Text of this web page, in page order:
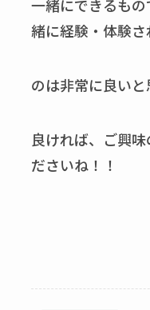
一緒にできるも
緒に経験・体験さ
のは非常に良いと
良ければ、ご興
ださいね！！